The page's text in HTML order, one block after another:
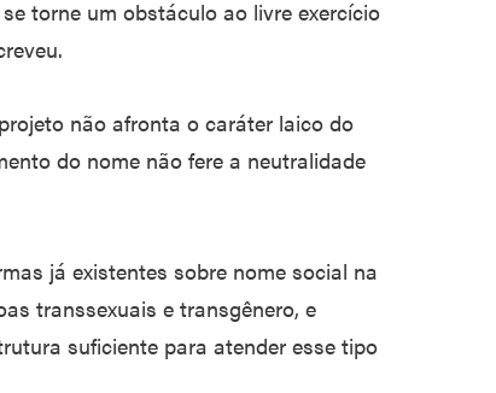
torne um obstáculo ao livre exercício
não afronta o caráter laico do
do nome não fere a neutralidade
já existentes sobre nome social na
transsexuais e transgênero, e
suficiente para atender esse tipo